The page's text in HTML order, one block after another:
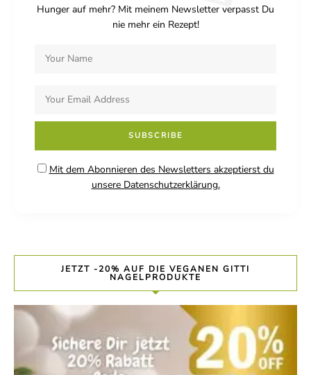
Hunger auf mehr? Mit meinem Newsletter verpasst Du
nie mehr ein Rezept!
Mit dem Abonnieren des Newsletters akzeptierst du
unsere Datenschutzerklärung.
JETZT -20% AUF DIE VEGANEN GITTI
NAGELPRODUKTE